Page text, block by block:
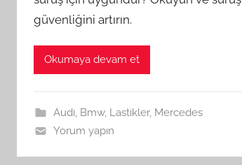
güvenliğini artırın.
Okumaya devam et
Audi Bmw, Lastikler, Mercedes
Yorum yapın